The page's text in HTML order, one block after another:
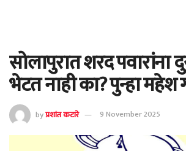
सोलापुरात शरद पवारांना
भेटत नाही का? पुन्हा
byप्रशांत कटारे 9 November 2025